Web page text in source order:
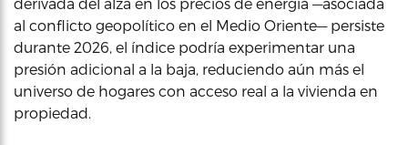
al conflicto geopolítico en el Medio Oriente— persiste
durante 2026, el índice podría experimentar una
presión adicional a la baja, reduciendo aún más el
universo de hogares con acceso real a la vivienda en
propiedad.